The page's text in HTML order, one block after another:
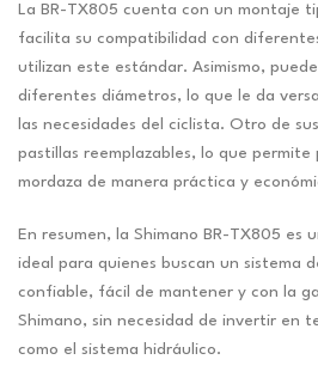
La BR-TX805 cuenta con un montaje
facilita su compatibilidad con
utilizan este estándar. Asimismo,
diferentes diámetros, lo que le da
las necesidades del ciclista. Otro de
pastillas reemplazables, lo que
mordaza de manera práctica y
En resumen, la Shimano BR-TX805 es
ideal para quienes buscan un sistema
confiable, fácil de mantener y con la
Shimano, sin necesidad de invertir en
como el sistema hidráulico.